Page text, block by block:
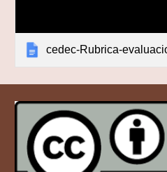
cedec-Rubrica-evaluacion-de-una-